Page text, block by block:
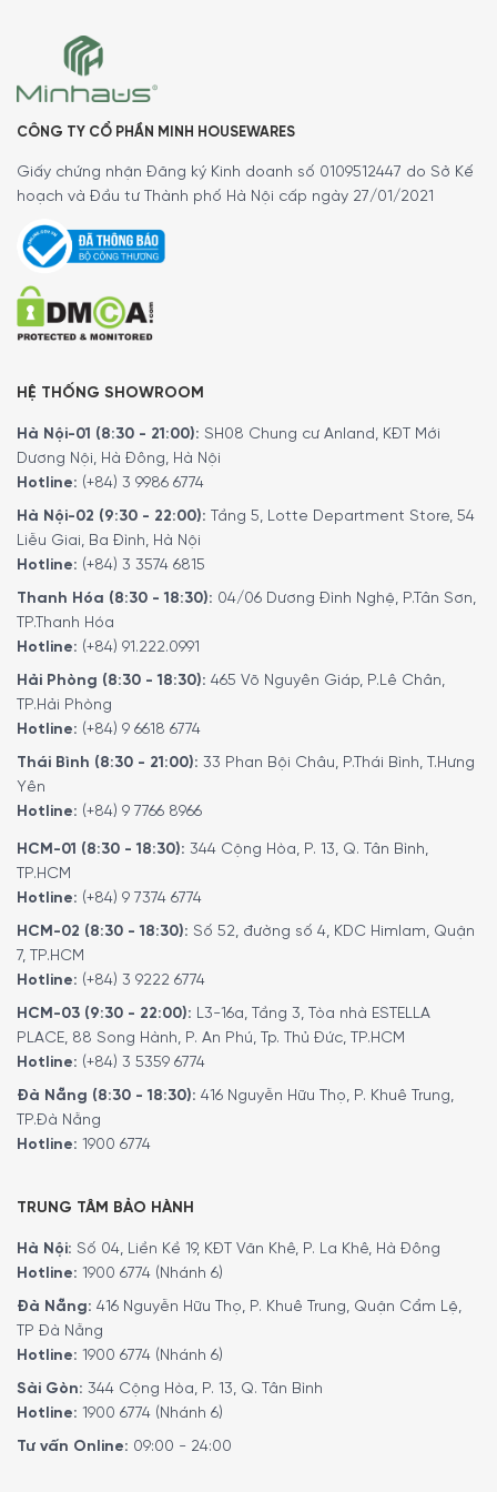
Điều đặc biệt hơn nữa, sản phẩm Thố Nướng Riess Classic
0049-006 26x17cm Pastel Rosa được sản xuất trung hòa
CO2 ở Áo, giúp bảo vệ môi trường và hướng tới sức khỏe
Với những lợi ích tối ưu về chất lượng, an toàn và tiết kiệm
Pastel Rosa là lựa chọn hoàn hảo cho những người muốn
tối ưu hóa việc nấu ăn và bảo vệ sức khỏe.
Hotline:1900 6774hoặc
những tư vấn chi tiết và đặt mua sản phẩm.
Hoặc Đặt hàng trực tiếp trên website, Minh House sẽ
gọi lại để xác nhận đơn hàng với quý khách.
Hoặc Quý khách có thể đến trực tiếp
showroomcủa Minh Housetrên toàn quốc để trải
nghiệm sản phẩm này.
MINH HOUSE CAM KẾT:
Giao hàng nhanh chóng toàn quốc.
Hàng đúng nguồn gốc, chính hãng, nhập khẩu Đức & EU.
Ngoài ra quý khách có thể tham khảo thêm các sản
Để phục vụ khách hàng tốt hơn trong việc sử dụng hoặc
Minh House đã cho ra đời kênh Youtubevới rất nhiều nội
bằng liên kếttại đây.
CÔNG TY CỔ PHẦN MINH HOUSEWARES
Giấy chứng nhận Đăng ký Kinh doanh số 0109512447 do Sở Kế
hoạch và Đầu tư Thành phố Hà Nội cấp ngày 27/01/2021
HỆ THỐNG SHOWROOM
Hà Nội-01 (8:30 - 21:00): SH08 Chung cư Anland, KĐT Mới
Dương Nội, Hà Đông, Hà Nội
Hotline: (+84) 3 9986 6774
Hà Nội-02 (9:30 - 22:00): Tầng 5, Lotte Department Store, 54
Liễu Giai, Ba Đình, Hà Nội
Hotline: (+84) 3 3574 6815
Thanh Hóa (8:30 - 18:30): 04/06 Dương Đình Nghệ, P.Tân Sơn,
TP.Thanh Hóa
Hotline: (+84) 91.222.0991
Hải Phòng (8:30 - 18:30): 465 Võ Nguyên Giáp, P.Lê Chân,
TP.Hải Phòng
Hotline: (+84) 9 6618 6774
Thái Bình (8:30 - 21:00): 33 Phan Bội Châu, P.Thái Bình, T.Hưng
Yên
Hotline: (+84) 9 7766 8966
HCM-01 (8:30 - 18:30): 344 Cộng Hòa, P. 13, Q. Tân Bình,
TP.HCM
Hotline: (+84) 9 7374 6774
HCM-02 (8:30 - 18:30): Số 52, đường số 4, KDC Himlam, Quận
7, TP.HCM
Hotline: (+84) 3 9222 6774
HCM-03 (9:30 - 22:00): L3-16a, Tầng 3, Tòa nhà ESTELLA
PLACE, 88 Song Hành, P. An Phú, Tp. Thủ Đức, TP.HCM
Hotline: (+84) 3 5359 6774
Đà Nẵng (8:30 - 18:30): 416 Nguyễn Hữu Thọ, P. Khuê Trung,
TP.Đà Nẵng
Hotline: 1900 6774
TRUNG TÂM BẢO HÀNH
Hà Nội: Số 04, Liền Kề 19, KĐT Văn Khê, P. La Khê, Hà Đông
Hotline: 1900 6774 (Nhánh 6)
Đà Nẵng: 416 Nguyễn Hữu Thọ, P. Khuê Trung, Quận Cẩm Lệ,
TP Đà Nẵng
Hotline: 1900 6774 (Nhánh 6)
Sài Gòn: 344 Cộng Hòa, P. 13, Q. Tân Bình
Hotline: 1900 6774 (Nhánh 6)
Tư vấn Online: 09:00 - 24:00